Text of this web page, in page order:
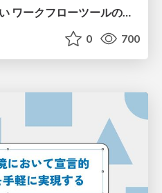
研究を支える拡張性の高い ワークフローツールの提案 / Proposal of highly expandable workflow tools to support research
0 700